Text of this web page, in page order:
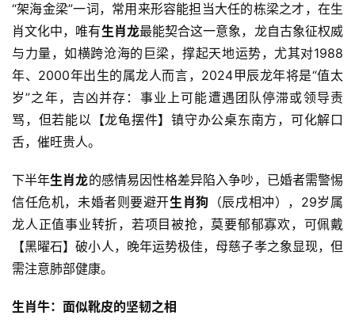
“架海金梁”一词，常用来形容能担当大任的栋梁之才，在生
肖文化中，唯有生肖龙最能契合这一意象，龙自古象征权威
与力量，如横跨沧海的巨梁，撑起天地运势，尤其对1988
年、2000年出生的属龙人而言，2024甲辰龙年将是“值太
岁”之年，吉凶并存：事业上可能遭遇团队停滞或领导责
骂，但若能以【龙龟摆件】镇守办公桌东南方，可化解口
舌，催旺贵人。
下半年生肖龙的感情易因性格差异陷入争吵，已婚者需警惕
信任危机，未婚者则要避开生肖狗 （辰戌相冲），29岁属
龙人正值事业转折，若项目被抢，莫要郁郁寡欢，可佩戴
【黑曜石】破小人，晚年运势极佳，母慈子孝之象显现，但
需注意肺部健康。
生肖牛：面似靴皮的坚韧之相